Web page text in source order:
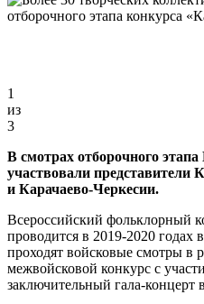
1
из
3
В смотрах отборочного этапа
участвовали представители
и Карачаево-Черкесии.
Всероссийский фольклорный
проводится в 2019-2020 годах
проходят войсковые смотры в
межвойсковой конкурс с
заключительный гала-концерт